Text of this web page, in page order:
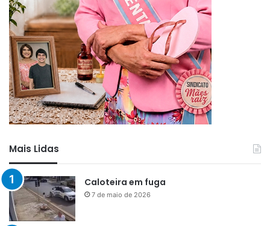
Mais Lidas
Caloteira em fuga
7 de maio de 2026